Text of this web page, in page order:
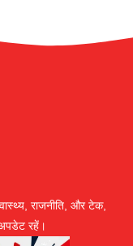
राजनीति, और टेक,
रहें।